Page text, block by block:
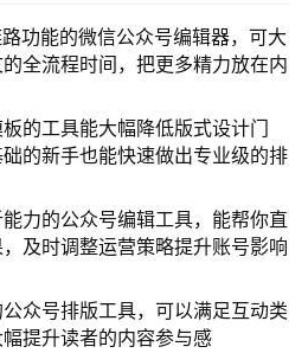
功能的微信公众号编辑器，可大
全流程时间，把更多精力放在内
的工具能大幅降低版式设计门
的新手也能快速做出专业级的排
力的公众号编辑工具，能帮你直
及时调整运营策略提升账号影响
众号排版工具，可以满足互动类
提升读者的内容参与感